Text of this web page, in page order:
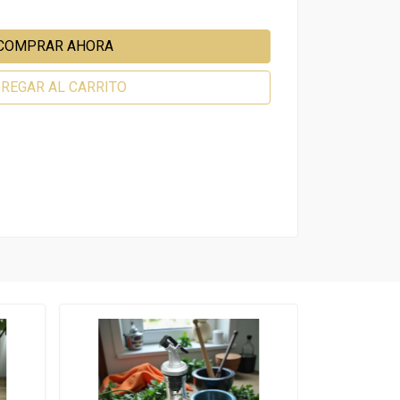
AHORA
AL CARRITO